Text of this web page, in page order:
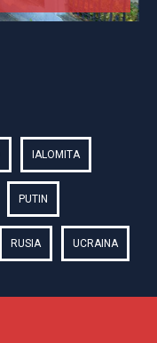
IALOMITA
PUTIN
RUSIA UCRAINA